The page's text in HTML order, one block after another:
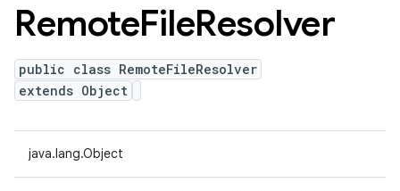
RemoteFileResolver
public class RemoteFileResolver
extends Object
java.lang.Object